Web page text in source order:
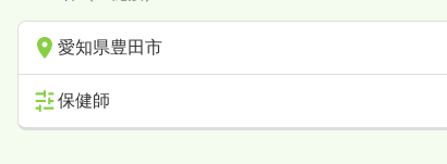
愛知県豊田市
保健師